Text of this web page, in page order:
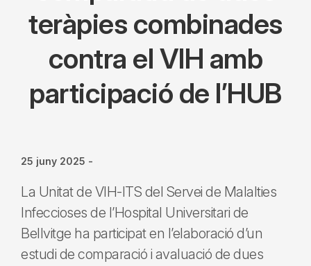
teràpies combinades
contra el VIH amb
participació de l’HUB
25 juny 2025 -
La Unitat de VIH-ITS del Servei de Malalties
Infeccioses de l’Hospital Universitari de
Bellvitge ha participat en l’elaboració d’un
estudi de comparació i avaluació de dues